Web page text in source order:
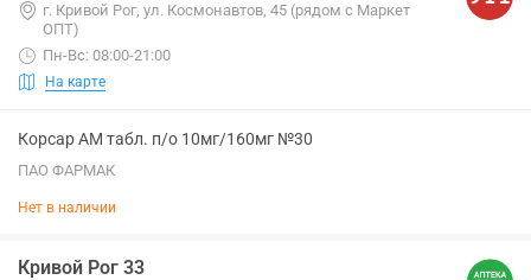
г. Кривой Рог, ул. Космонавтов, 45 (рядом с Маркет
ОПТ)
Пн-Вс: 08:00-21:00
На карте
Корсар АМ табл. п/о 10мг/160мг №30
ПАО ФАРМАК
Нет в наличии
Кривой Рог 33